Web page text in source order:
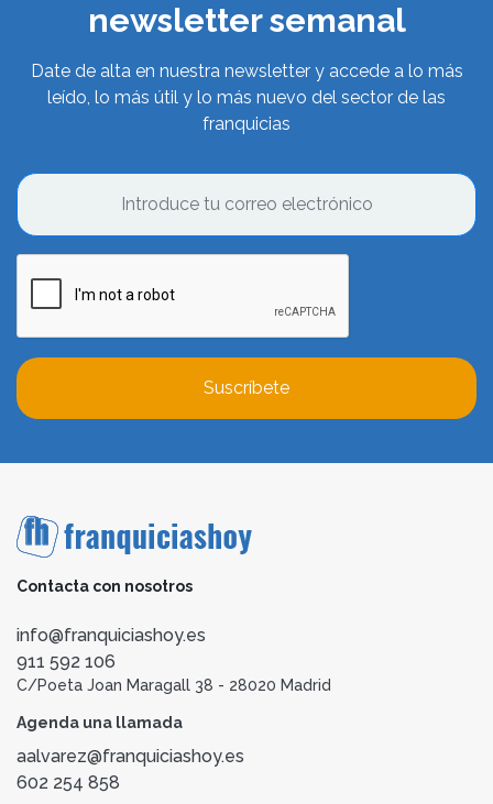
newsletter semanal
Date de alta en nuestra newsletter y accede a lo más
leído, lo más útil y lo más nuevo del sector de las
franquicias
Suscríbete
Contacta con nosotros
info@franquiciashoy.es
911 592 106
C/Poeta Joan Maragall 38 - 28020 Madrid
Agenda una llamada
aalvarez@franquiciashoy.es
602 254 858